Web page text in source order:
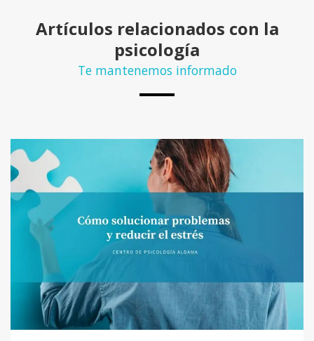
Artículos relacionados con la
psicología
Te mantenemos informado